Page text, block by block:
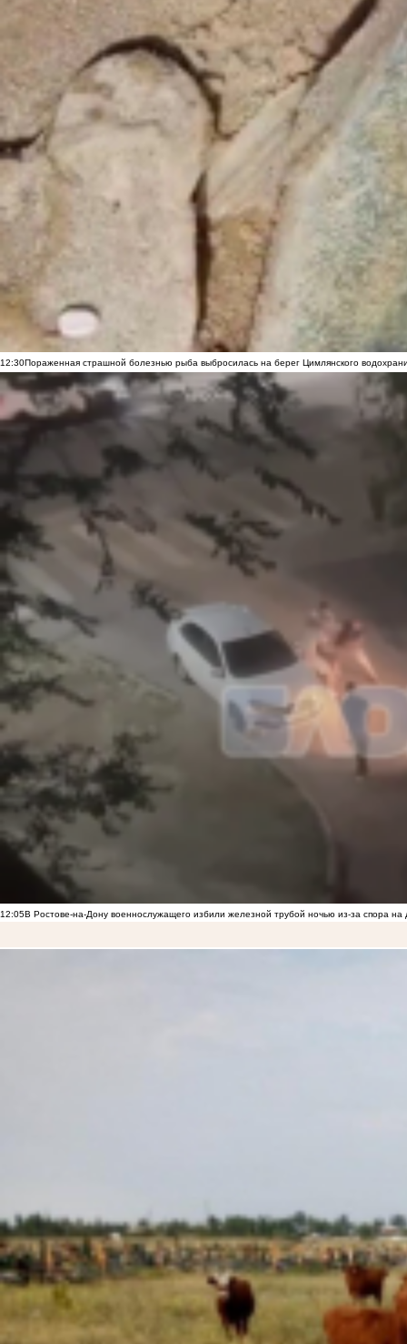
12:30Пораженная страшной болезнью рыба выбросилась на берег Цимлянского
12:05В Ростове-на-Дону военнослужащего избили железной трубой ночью из-за спора на